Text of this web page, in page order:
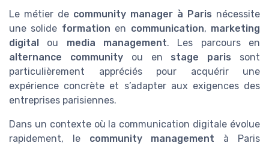
Le métier de community manager à Paris nécessite
une solide formation en communication, marketing
digital
ou media management. Les parcours en
alternance communityou en stage paris sont
particulièrement appréciés pour acquérir une
expérience concrète et s’adapter aux exigences des
entreprises parisiennes.
Dans un contexte où la communication digitale évolue
rapidement, le community management à Paris